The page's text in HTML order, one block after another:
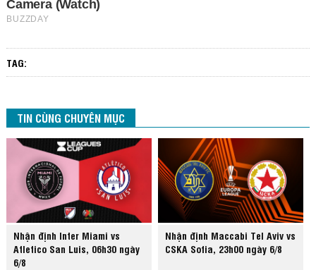
TAG:
TIN CÙNG CHUYÊN MỤC
Nhận định Inter Miami vs
Atletico San Luis, 06h30 ngày
6/8
Nhận định Maccabi Tel Aviv vs
CSKA Sofia, 23h00 ngày 6/8